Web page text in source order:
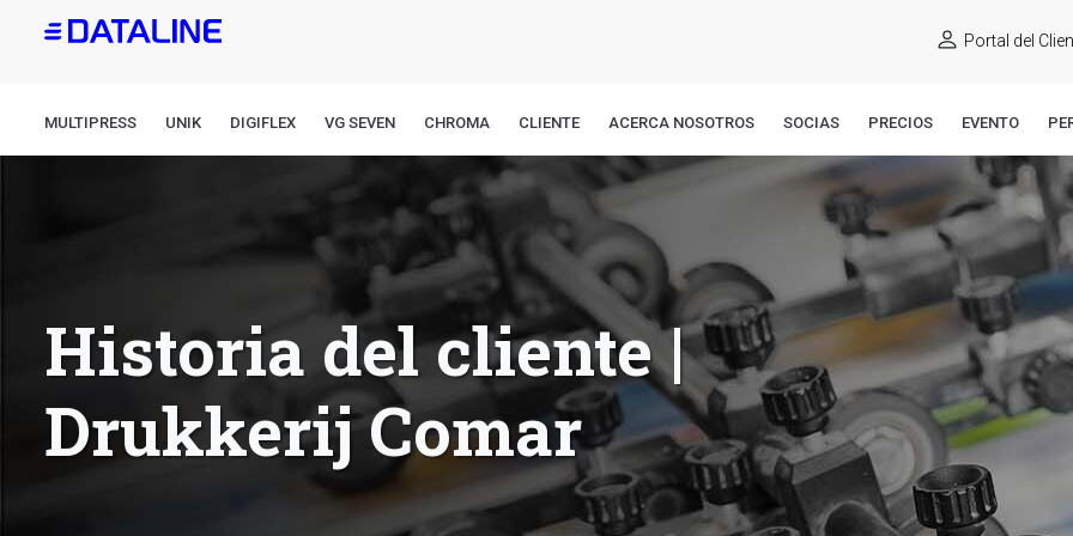
Portal del
MULTIPRESS UNIK DIGIFLEX VG SEVEN CHROMA CLIENTE ACERCA NOSOTROS SOCIAS PRECIOS EVENTO
Historia del cliente |
Drukkerij Comar